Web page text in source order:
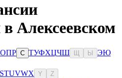
Алексеевском
ОПР С ТУФХЦЧШ Ы ЭЮ
STUVWX Y Z